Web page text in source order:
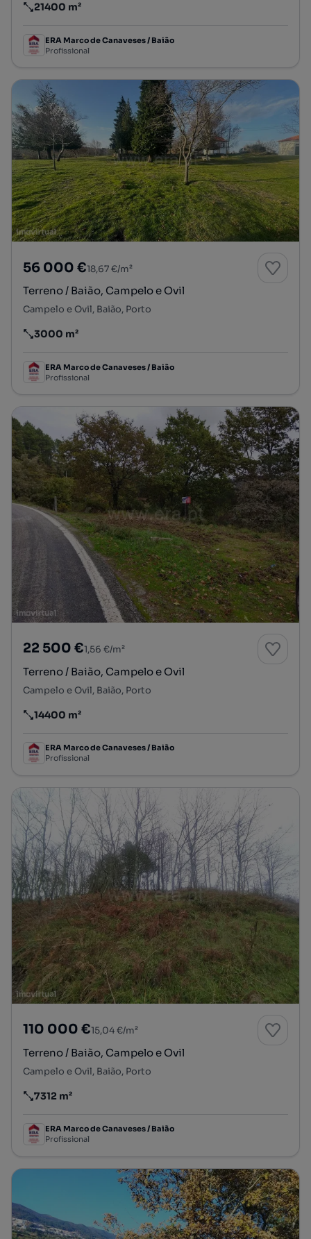
Preço por metro quadrado
21400 m²
ERA Marco de Canaveses / Baião
Profissional
56 000 €18,67 €/m²
Terreno / Baião, Campelo e Ovil
Campelo e Ovil, Baião, Porto
Preço por metro quadrado
3000 m²
ERA Marco de Canaveses / Baião
Profissional
22 500 €1,56 €/m²
Terreno / Baião, Campelo e Ovil
Campelo e Ovil, Baião, Porto
Preço por metro quadrado
14400 m²
ERA Marco de Canaveses / Baião
Profissional
110 000 €15,04 €/m²
Terreno / Baião, Campelo e Ovil
Campelo e Ovil, Baião, Porto
Preço por metro quadrado
7312 m²
ERA Marco de Canaveses / Baião
Profissional